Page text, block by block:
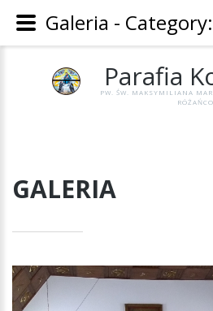
Parafia
PW. ŚW. MAKSYMILIANA
GALERIA